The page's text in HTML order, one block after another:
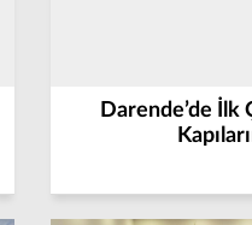
Darende’de İlk